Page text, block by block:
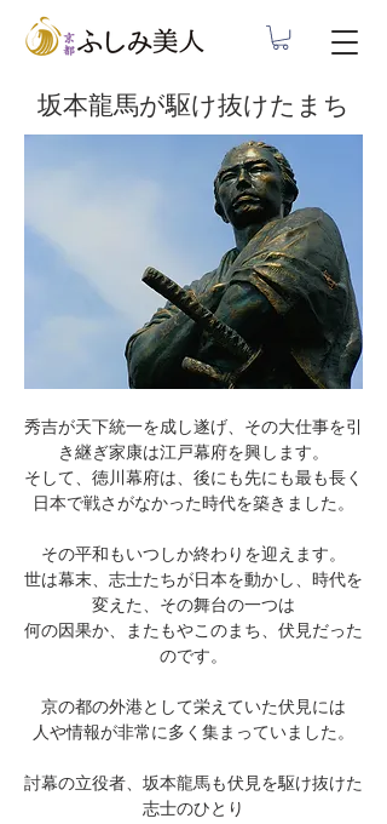
​坂本龍馬が駆け抜けたまち
秀吉が天下統一を成し遂げ、その大仕事を引
き継ぎ家康は江戸幕府を興します。
そして、徳川幕府は、後にも先にも最も長く
日本で戦さがなかった時代を築きました。
その平和もいつしか終わりを迎えます。
世は幕末、志士たちが日本を動かし、時代を
変えた、その舞台の一つは
何の因果か、またもやこのまち、伏見だった
のです。
京の都の外港として栄えていた伏見には
人や情報が非常に多く集まっていました。
討幕の立役者、坂本龍馬も伏見を駆け抜けた
志士のひとり